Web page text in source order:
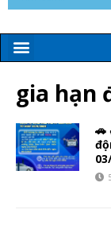
gia hạn
🚗